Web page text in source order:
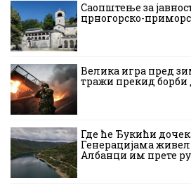
Саопштење за
црногорско-
Велика игра пред
тражи прекид борби
Где ће Ђукићи
Генерацијама
Албанци им прете